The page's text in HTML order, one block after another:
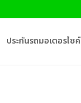
ประกันรถมอเตอรไซค์